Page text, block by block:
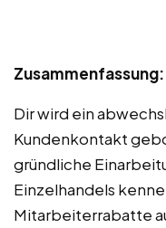
Zusammenfassung:
Dir wird ein
Kundenkontakt
gründliche
Einzelhandels
Mitarbeiterrabatte